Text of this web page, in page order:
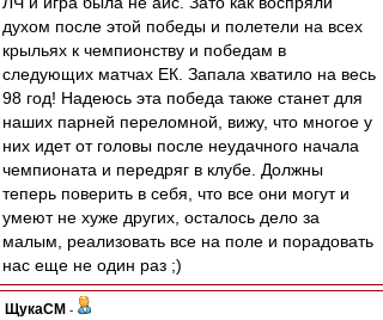
духом после этой победы и полетели на всех
крыльях к чемпионству и победам в
следующих матчах ЕК. Запала хватило на весь
98 год! Надеюсь эта победа также станет для
наших парней переломной, вижу, что многое у
них идет от головы после неудачного начала
чемпионата и передряг в клубе. Должны
теперь поверить в себя, что все они могут и
умеют не хуже других, осталось дело за
малым, реализовать все на поле и порадовать
нас еще не один раз ;)
ЩукаСМ -